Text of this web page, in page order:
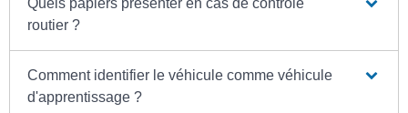
Quels papiers présenter en cas de contrôle
routier ?
Comment identifier le véhicule comme véhicule
d'apprentissage ?